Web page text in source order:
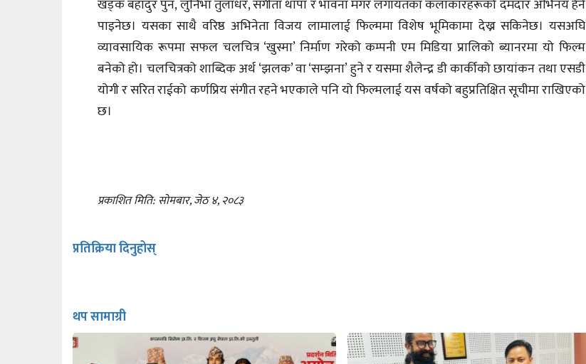
खड्क बहादुर पुन, लुनिभा तुलाधर, संगीता थापा र भावना मगर लगायतका कलाकारहरूको दमदार अभिनय हेर्न
पाइनेछ। यसका साथै वरिष्ठ अभिनेता विजय लामालाई फिल्ममा विशेष भूमिकामा देख्न सकिनेछ। यसअघि
व्यावसायिक रूपमा सफल चलचित्र ‘खुस्मा’ निर्माण गरेको कम्पनी एम मिडिया प्रालिको ब्यानरमा यो फिल्म
बनेको हो। चलचित्रको शाब्दिक अर्थ ‘झलक’ वा ‘सम्झना’ हुने र यसमा शैलेन्द्र डी कार्कीको छायांकन तथा एसडी
योगी र सरित राईको कर्णप्रिय संगीत रहने भएकाले पनि यो फिल्मलाई यस वर्षको बहुप्रतिक्षित सूचीमा राखिएको
छ।
प्रकाशित मिति: सोमबार, जेठ ४, २०८३
प्रतिक्रिया दिनुहोस्
थप सामाग्री